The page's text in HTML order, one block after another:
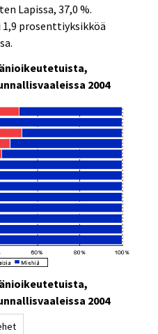
Lapissa, 37,0 %.
1,9 prosenttiyksikköä
2004
2004